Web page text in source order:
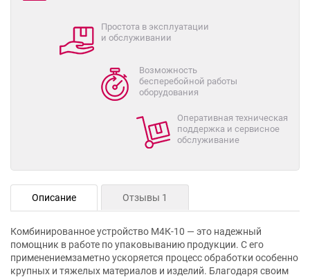
Простота в эксплуатации
и обслуживании
Возможность
бесперебойной работы
оборудования
Оперативная техническая
поддержка и сервисное
обслуживание
Описание Отзывы 1
Комбинированное устройство М4К-10 — это надежный
помощник в работе по упаковыванию продукции. С его
применениемзаметно ускоряется процесс обработки особенно
крупных и тяжелых материалов и изделий. Благодаря своим